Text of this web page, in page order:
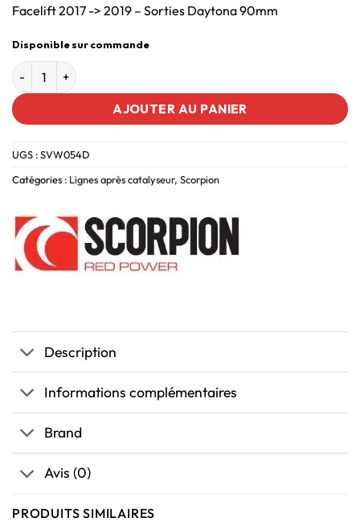
Facelift 2017 -> 2019 – Sorties Daytona 90mm
Disponible sur commande
AJOUTER AU PANIER
UGS :SVW054D
Catégories : Lignes après catalyseur, Scorpion
Description
Informations complémentaires
Brand
Avis (0)
PRODUITS SIMILAIRES